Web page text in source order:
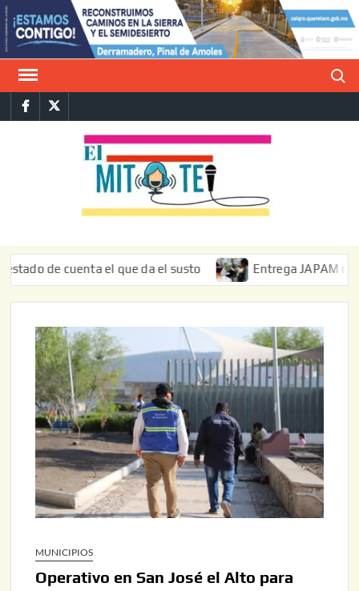
Saltar
al
contenido
FacebookTwitter
cuenta el que da el susto Entrega JAPAM
MUNICIPIOS
Operativo en San José el Alto para